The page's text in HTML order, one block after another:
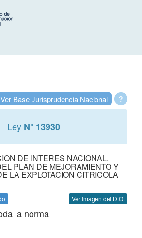
?
Ver Base Jurisprudencia Nacional
Ley N° 13930
DE INTERES NACIONAL.
PLAN DE MEJORAMIENTO Y
LA EXPLOTACION CITRICOLA
Ver Imagen del D.O.
la norma